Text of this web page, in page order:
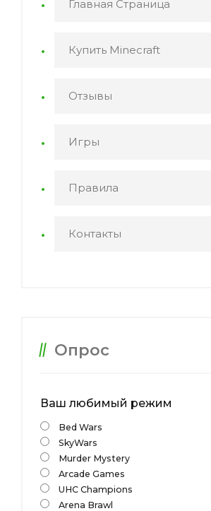
Главная Страница
Купить Minecraft
Отзывы
Игры
Правила
Контакты
Опрос
Ваш любимый режим
Bed Wars
SkyWars
Murder Mystery
Arcade Games
UHC Champions
Arena Brawl